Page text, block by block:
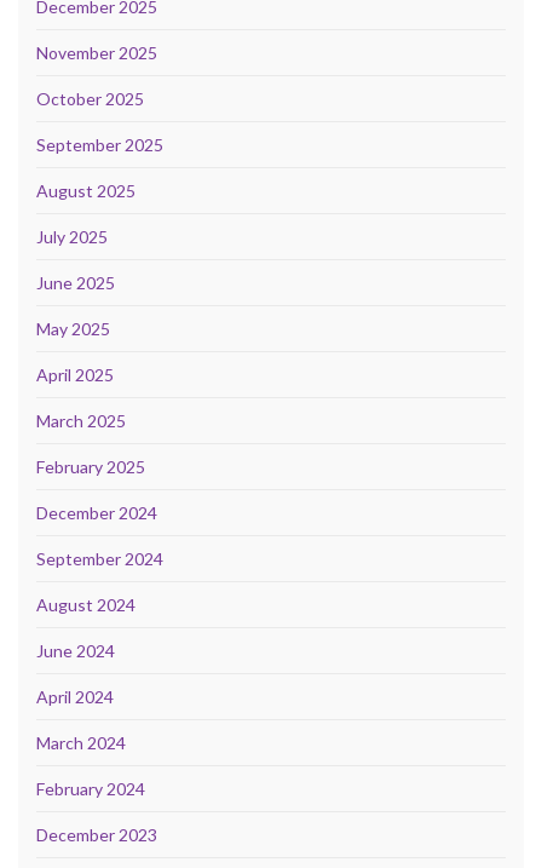
December 2025
November 2025
October 2025
September 2025
August 2025
July 2025
June 2025
May 2025
April 2025
March 2025
February 2025
December 2024
September 2024
August 2024
June 2024
April 2024
March 2024
February 2024
December 2023